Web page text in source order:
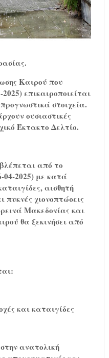
Καιρού που
επικαιροποιείται
στοιχεία.
ουσιαστικές
Έκτακτο Δελτίο.
από το
2025) με κατά
αισθητή
πυκνές χιονοπτώσεις
Μακεδονίας και
θα ξεκινήσει από
και καταιγίδες
ανατολική